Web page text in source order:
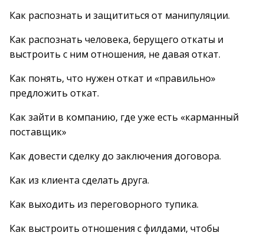
Как распознать и защититься от манипуляции.
Как распознать человека, берущего откаты и
выстроить с ним отношения, не давая откат.
Как понять, что нужен откат и «правильно»
предложить откат.
Как зайти в компанию, где уже есть «карманный
поставщик»
Как довести сделку до заключения договора.
Как из клиента сделать друга.
Как выходить из переговорного тупика.
Как выстроить отношения с филдами, чтобы